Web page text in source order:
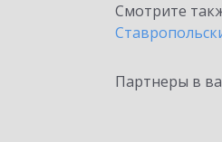
Смотрите
Партнеры в